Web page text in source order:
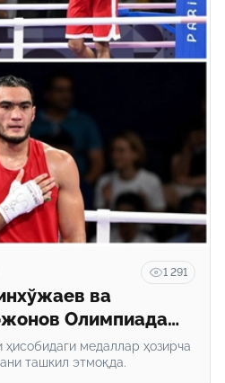
1 291
ва
Олимпиада
ҳисобидаги медаллар ҳозирча
ташкил этмоқда.